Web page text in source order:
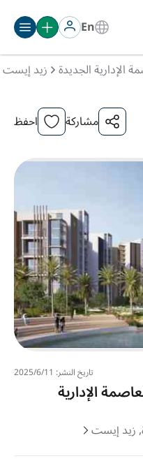
En
الإدارية الجديدة زيد إيست
مشاركة احفظ
تاريخ النشر: 11‏‏/6‏‏/2025
الإدارية
زيد إيست